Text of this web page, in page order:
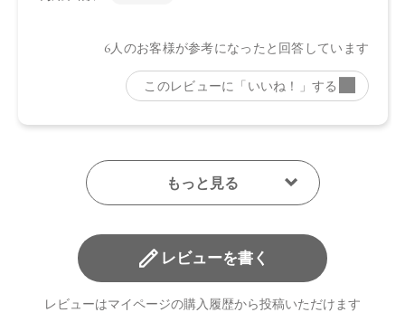
レビューを書く
レビューはマイページの購入履歴から投稿いただけます